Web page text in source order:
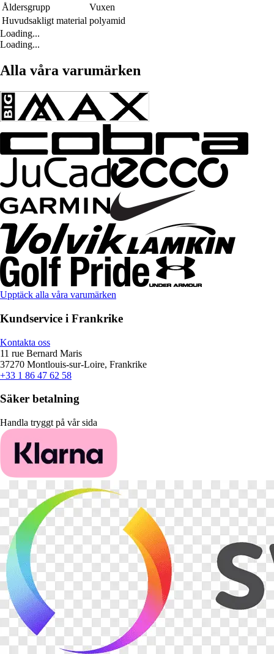
Åldersgrupp
Vuxen
Huvudsakligt material polyamid
Loading...
Loading...
Alla våra varumärken
Upptäck alla våra varumärken
Kundservice i Frankrike
Kontakta oss
11 rue Bernard Maris
37270 Montlouis-sur-Loire, Frankrike
+33 1 86 47 62 58
Säker betalning
Handla tryggt på vår sida